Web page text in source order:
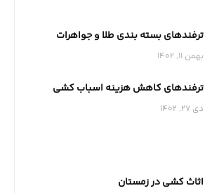
ترفندهای بسته بندی طلا و جواهرات
بهمن 11, 1402
ترفندهای کاهش هزینه اسباب کشی
اثاث کشی در زمستان